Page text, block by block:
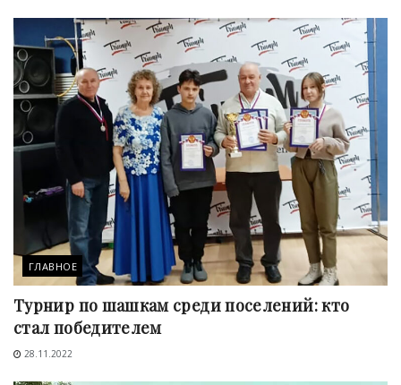
ГЛАВНОЕ
Турнир по шашкам среди поселений: кто
стал победителем
28.11.2022